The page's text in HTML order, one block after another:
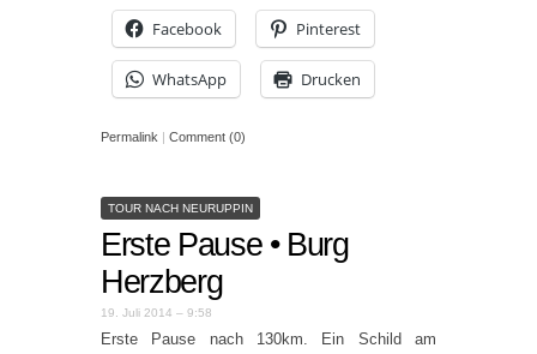
Facebook Pinterest
WhatsApp Drucken
Permalink | Comment (0)
TOUR NACH NEURUPPIN
Erste Pause • Burg
Herzberg
19. Juli 2014 – 9:58
Erste Pause nach 130km. Ein Schild am